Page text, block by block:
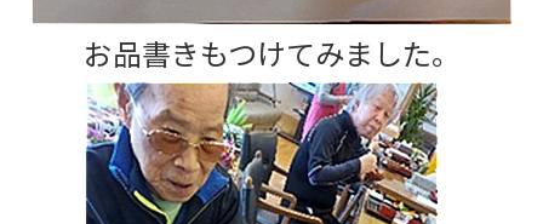
お品書きもつけてみました。